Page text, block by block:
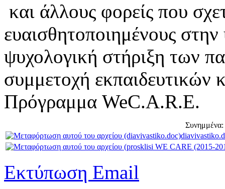
​και άλλους φορείς που
ευαισθητοποιημένους
ψυχολογική στήριξη των
συμμετοχή εκπαιδευτικών
Πρόγραμμα WeC.A.R.E.
Συνημμένα:
Εκτύπωση Email